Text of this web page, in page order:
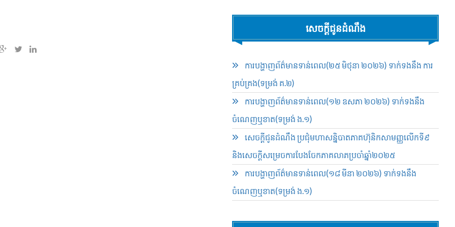
សេចក្ដីជូនដំណឹង
ការបង្ហាញព័ត៌មានទាន់ពេល(២៥ មិថុនា ២០២៦) ទាក់ទងនឹង ការ
គ្រប់គ្រង(ទម្រង់ គ.២)
ការបង្ហាញព័ត៌មានទាន់ពេល(១២ ឧសភា ២០២៦) ទាក់ទងនឹង
ចំណេញឬខាត(ទម្រង់ ង.១)
សេចក្តីជូនដំណឹង ប្រជុំមហាសន្និបាតភាគហ៊ុនិកសាមញ្ញលើកទី៩
និងសេចក្តីសម្រេចការបែងចែកភាគលាភប្រចាំឆ្នាំ២០២៥​
ការបង្ហាញព័ត៌មានទាន់ពេល(១៨ មីនា ២០២៦) ទាក់ទងនឹង
ចំណេញឬខាត(ទម្រង់ ង.១)